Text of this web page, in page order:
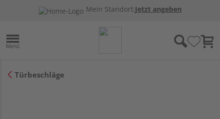
Mein Standort:Jetzt angeben
Türbeschläge